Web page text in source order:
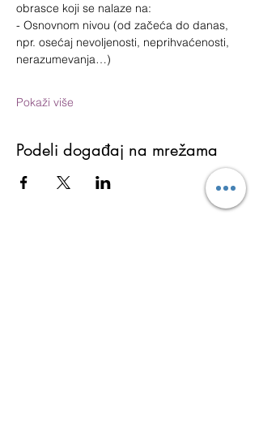
obrasce koji se nalaze na:
- Osnovnom nivou (od začeća do danas,
npr. osećaj nevoljenosti, neprihvaćenosti,
nerazumevanja…)
Pokaži više
Podeli događaj na mrežama